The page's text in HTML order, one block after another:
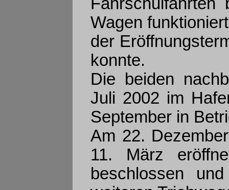
Wagen
der
konnte.
Die beiden
Juli 2002 im
September in
Am 22.
11. März
beschlossen